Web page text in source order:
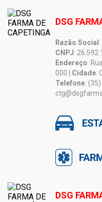
DSG
Razão Social
CNPJ:
Endereço:
000 | Cidade:
Telefone:
DSG